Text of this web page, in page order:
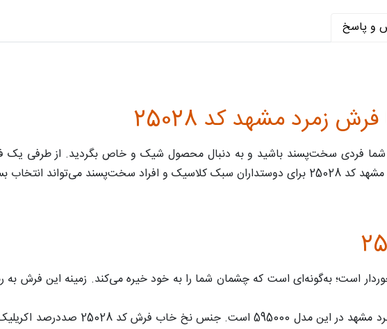
و پاسخ
زمرد مشهد کد 25028
فردی سخت‌پسند باشید و به دنبال محصول شیک و خاص بگردید. از طرفی یک
مناسبی باشد.
در طرح و نقش برخوردار است؛ به‌گونه‌ای است که چشمان شما را به خود خیره می‌کند. زمینه
تراکم این فرش در شانه 700، تراکم پود آن 2550 و